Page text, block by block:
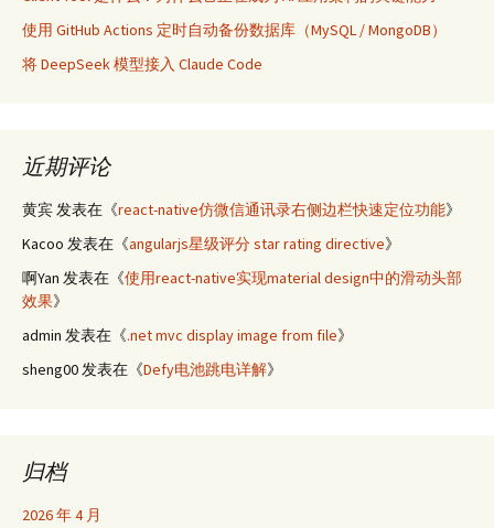
使用 GitHub Actions 定时自动备份数据库（MySQL / MongoDB）
将 DeepSeek 模型接入 Claude Code
近期评论
黄宾发表在《react-native仿微信通讯录右侧边栏快速定位功能》
Kacoo 发表在《angularjs星级评分 star rating directive》
啊Yan 发表在《使用react-native实现material design中的滑动头部
效果》
admin 发表在《.net mvc display image from file》
sheng00发表在《Defy电池跳电详解》
归档
2026 年 4 月